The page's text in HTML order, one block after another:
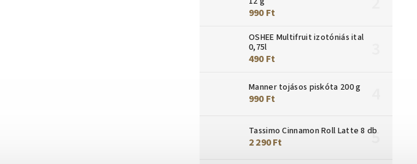
990 Ft
OSHEE Multifruit izotóniás ital
0,75l
490 Ft
Manner tojásos piskóta 200 g
990 Ft
Tassimo Cinnamon Roll Latte 8 db
2 290 Ft